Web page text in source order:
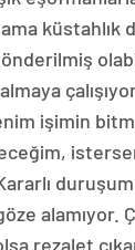
küstahlık
işimin
alamıyor.
rezalet